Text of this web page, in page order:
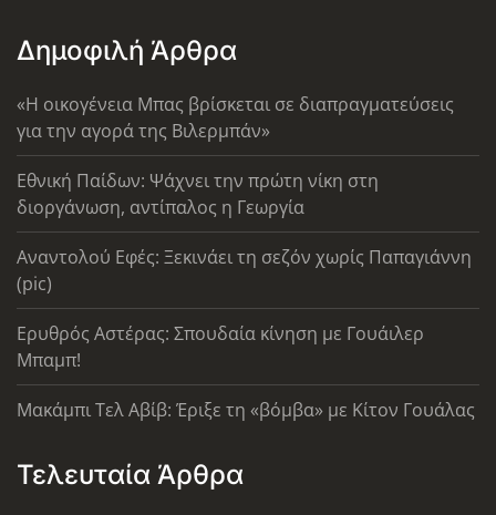
Δημοφιλή Άρθρα
«Η οικογένεια Μπας βρίσκεται σε διαπραγματεύσεις
για την αγορά της Βιλερμπάν»
Εθνική Παίδων: Ψάχνει την πρώτη νίκη στη
διοργάνωση, αντίπαλος η Γεωργία
Αναντολού Εφές: Ξεκινάει τη σεζόν χωρίς Παπαγιάννη
(pic)
Ερυθρός Αστέρας: Σπουδαία κίνηση με Γουάιλερ
Μπαμπ!
Μακάμπι Τελ Αβίβ: Έριξε τη «βόμβα» με Κίτον Γουάλας
Τελευταία Άρθρα